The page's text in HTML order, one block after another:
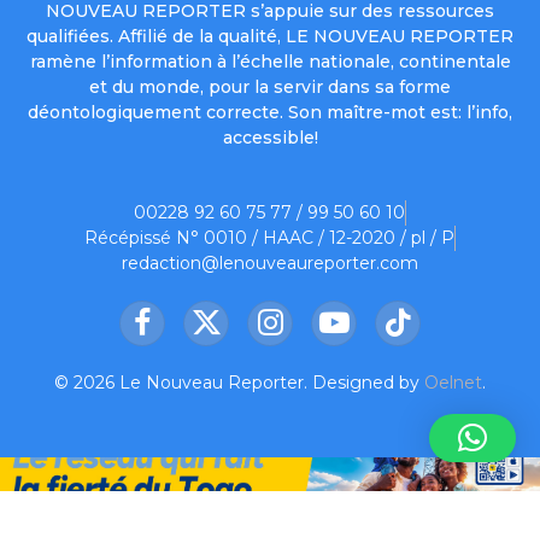
NOUVEAU REPORTER s’appuie sur des ressources
qualifiées. Affilié de la qualité, LE NOUVEAU REPORTER
ramène l’information à l’échelle nationale, continentale
et du monde, pour la servir dans sa forme
déontologiquement correcte. Son maître-mot est: l’info,
accessible!
00228 92 60 75 77 / 99 50 60 10
Récépissé N° 0010 / HAAC / 12-2020 / pl / P
redaction@lenouveaureporter.com
Facebook
X
InstagramYouTubeTikTok
© 2026 Le Nouveau Reporter. Designed by Oelnet.